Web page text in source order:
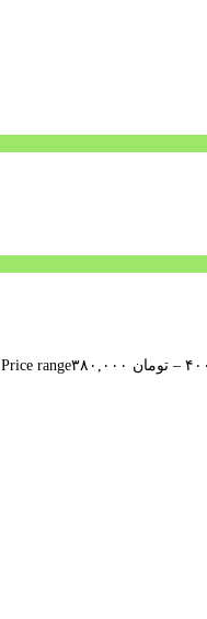
– تومان Price range: تومان ۳۸۰,۰۰۰ through تومان ۴۰۰,۰۰۰